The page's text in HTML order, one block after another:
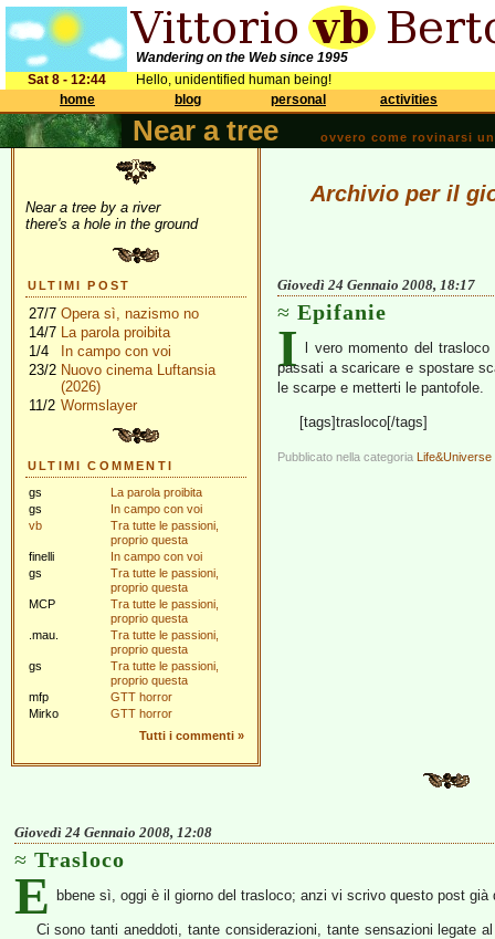
Wandering on the Web since 1995
Sat 8 - 12:44
Hello, unidentified human being!
home
blog personal activities
Near a tree ovvero come rovinarsi
Near a tree by a river
there's a hole in the ground
ULTIMI POST
27/7 Opera sì, nazismo no
14/7 La parola proibita
1/4
In campo con voi
23/2 Nuovo cinema Luftansia
(2026)
11/2 Wormslayer
ULTIMI COMMENTI
gs
La parola proibita
gs
In campo con voi
vb
Tra tutte le passioni,
proprio questa
finelli
In campo con voi
gs
Tra tutte le passioni,
proprio questa
MCP
Tra tutte le passioni,
proprio questa
.mau.
Tra tutte le passioni,
proprio questa
gs
Tra tutte le passioni,
proprio questa
mfp
GTT horror
Mirko
GTT horror
Tutti i commenti »
Archivio per il
Giovedì 24 Gennaio 2008, 18:17
Epifanie
I
l vero momento del
passati a scaricare e spostare
le scarpe e metterti le pantofole.
[tags]trasloco[/tags]
Pubblicato nella categoria Life&Universe
Giovedì 24 Gennaio 2008, 12:08
Trasloco
E bbene sì, oggi è il giorno del trasloco; anzi vi scrivo questo post già
Ci sono tanti aneddoti, tante considerazioni, tante sensazioni legate